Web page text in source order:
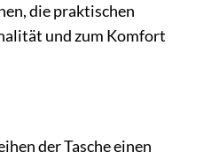
die praktischen
und zum Komfort
der Tasche einen